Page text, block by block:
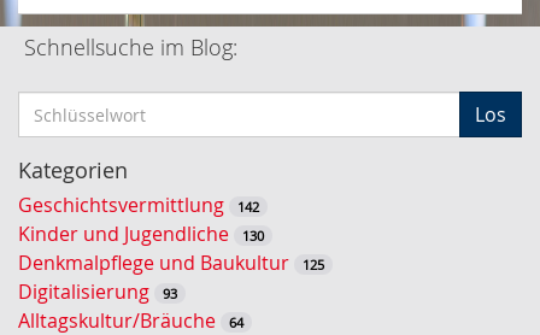
Schnellsuche im Blog:
c
h
ü
s
s
e
Los
Kategorien
Geschichtsvermittlung 142
Kinder und Jugendliche 130
Denkmalpflege und Baukultur 125
Digitalisierung 93
Alltagskultur/Bräuche 64